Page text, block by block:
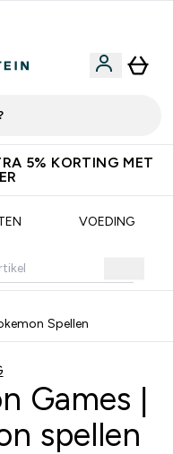
5% KORTING MET
VOEDING
Spellen
Games |
spellen